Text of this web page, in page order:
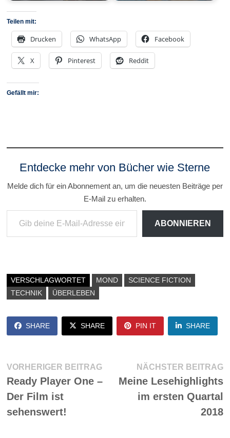
Teilen mit:
Drucken WhatsApp Facebook
X Pinterest Reddit
Gefällt mir:
Entdecke mehr von Bücher wie Sterne
Melde dich für ein Abonnement an, um die neuesten Beiträge per
E-Mail zu erhalten.
Gib deine E-Mail-Adresse ein ...
ABONNIEREN
VERSCHLAGWORTET MOND
SCIENCE FICTION
TECHNIK
ÜBERLEBEN
SHARE SHARE PIN IT SHARE
Beitragsnavigation
VORHERIGER BEITRAGVorheriger
Beitrag:
Ready Player One –
Der Film ist
sehenswert!
NÄCHSTER BEITRAG
Meine Lesehighlights
im ersten Quartal
2018